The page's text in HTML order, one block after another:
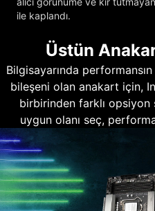
ile kaplandı.
Üstün
Bilgisayarında
bileşeni olan anakart için,
birbirinden farklı opsiyon
uygun olanı seç,